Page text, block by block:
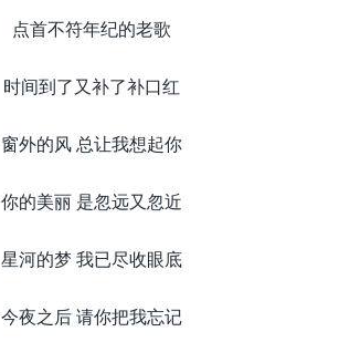
点首不符年纪的老歌
时间到了又补了补口红
窗外的风 总让我想起你
你的美丽 是忽远又忽近
星河的梦 我已尽收眼底
今夜之后 请你把我忘记